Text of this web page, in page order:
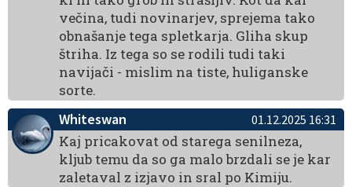
večina, tudi novinarjev, sprejema tako
obnašanje tega spletkarja. Gliha skup
štriha. Iz tega so se rodili tudi taki
navijači - mislim na tiste, huliganske
sorte.
Whiteswan
01.12.2025 16:31
Kaj pricakovat od starega senilneza,
kljub temu da so ga malo brzdali se je kar
zaletaval z izjavo in sral po Kimiju.